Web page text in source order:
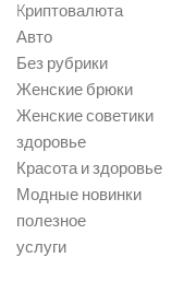
Kриптовалюта
Авто
Без рубрики
Женские брюки
Женские советики
здоровье
Красота и здоровье
Модные новинки
полезное
услуги